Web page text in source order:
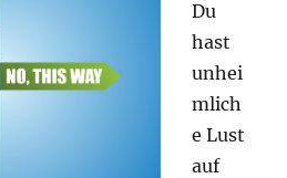
Du
hast
unhei
mlich
e Lust
auf